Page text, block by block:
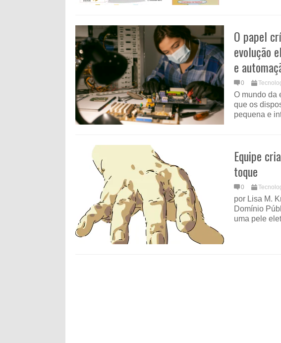
O papel
evolução
e
0
O mundo da
que os
pequena e
Equipe
toque
0
por Lisa M.
Domínio
uma pele